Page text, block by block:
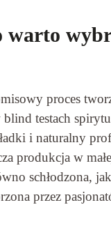
warto
proces
testach
i naturalny
produkcja w
schłodzona,
przez